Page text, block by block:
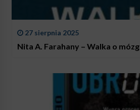
27 sierpnia 2025
Nita A. Farahany – Walka o mózg